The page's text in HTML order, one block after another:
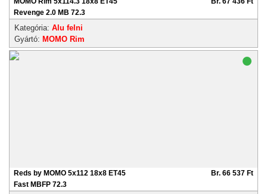
Revenge 2.0 MB 72.3
Kategória: Alu felni
Gyártó: MOMO Rim
Reds by MOMO 5x112 18x8 ET45
Fast MBFP 72.3
Br. 66 537 Ft